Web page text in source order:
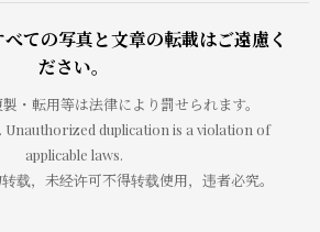
ての写真と文章の転載はご遠慮く
ださい。
・転用等は法律により罰せられます。
duplication is a violation of
applicable laws.
载，未经许可不得转载使用，违者必究。